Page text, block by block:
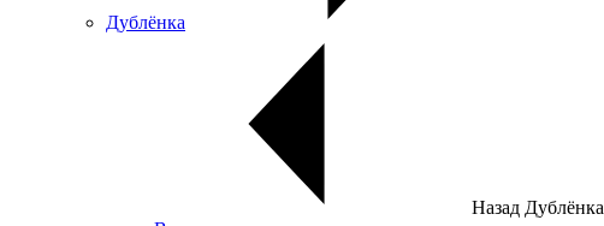
Дублёнка
Назад Дублёнка